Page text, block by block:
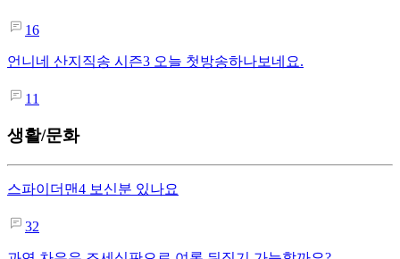
16
언니네 산지직송 시즌3 오늘 첫방송하나보네요.
11
생활/문화
스파이더맨4 보신분 있나요
32